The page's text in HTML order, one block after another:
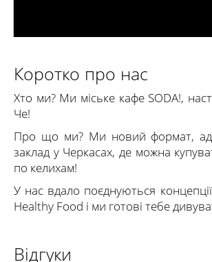
Коротко про нас
Хто ми? Ми міське кафе SODA!,
Че!
Про що ми? Ми новий формат,
заклад у Черкасах, де можна
по келихам!
У нас вдало поєднуються
Healthy Food і ми готові тебе
Відгуки